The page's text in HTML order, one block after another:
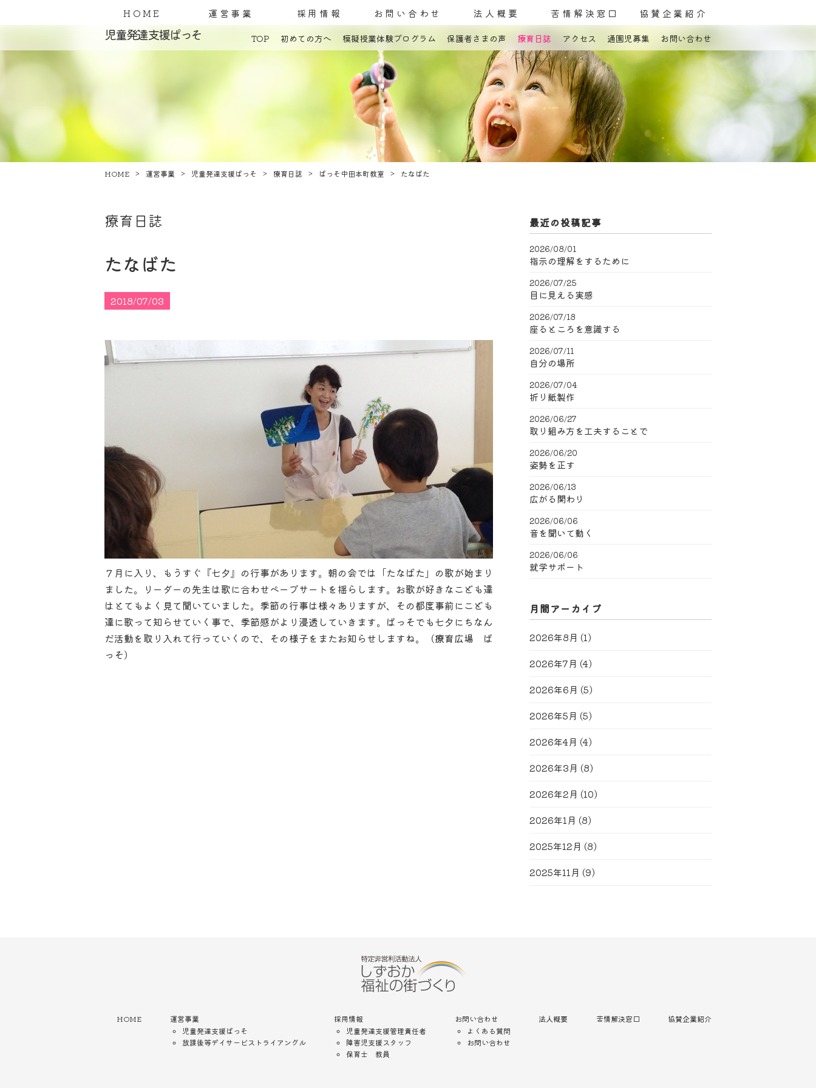
HOME 運営事業 採用情報 お問い合わせ 法人概要 苦情解決窓口 協賛企業紹介
児童発達支援ぱっそ TOP 初めての方へ 模擬授業体験プログラム 保護者さまの声 療育日誌 アクセス 通園児募集 お問い合わせ
よくある質問
お問い合わせ
HOME 運営事業 児童発達支援ぱっそ 療育日誌 ぱっそ中田本町教室 たなばた
療育日誌
たなばた
2018/07/03
７月に入り、もうすぐ『七夕』の行事があります。朝の会では「たなばた」の歌が始まり
ました。リーダーの先生は歌に合わせペープサートを揺らします。お歌が好きなこども達
はとてもよく見て聞いていました。季節の行事は様々ありますが、その都度事前にこども
達に歌って知らせていく事で、季節感がより浸透していきます。ぱっそでも七夕にちなん
だ活動を取り入れて行っていくので、その様子をまたお知らせしますね。（療育広場 ぱ
っそ）
最近の投稿記事
2026/08/01
指示の理解をするために
2026/07/25
目に見える実感
2026/07/18
座るところを意識する
2026/07/11
自分の場所
2026/07/04
折り紙製作
2026/06/27
取り組み方を工夫することで
2026/06/20
姿勢を正す
2026/06/13
広がる関わり
2026/06/06
音を聞いて動く
2026/06/06
就学サポート
月間アーカイブ
2026年8月 (1)
2026年7月 (4)
2026年6月 (5)
2026年5月 (5)
2026年4月 (4)
2026年3月 (8)
2026年2月 (10)
2026年1月 (8)
2025年12月 (8)
2025年11月 (9)
HOME
運営事業
児童発達支援ぱっそ
放課後等デイサービストライアングル
採用情報
児童発達支援管理責任者
障害児支援スタッフ
保育士 教員
お問い合わせ
よくある質問
お問い合わせ
法人概要 苦情解決窓口 協賛企業紹介